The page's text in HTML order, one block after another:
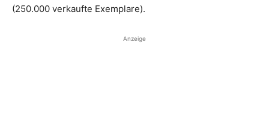
(250.000 verkaufte Exemplare).
Anzeige